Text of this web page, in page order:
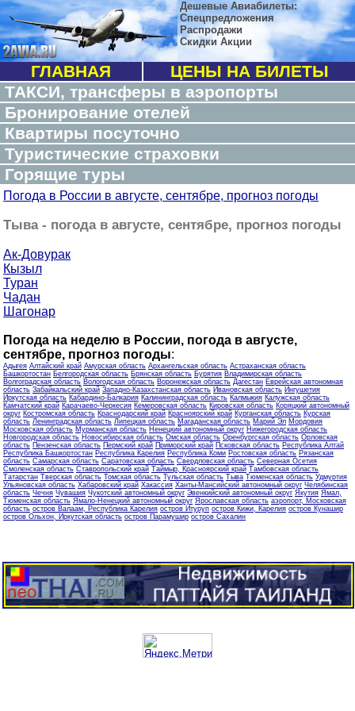
Дешевые Авиабилеты:
Спецпредложения
Распродажи
Скидки Акции
ГЛАВНАЯ
ЦЕНЫ НА БИЛЕТЫ
ТАКСИ, трансферы в аэропорты
Бронирование отелей
Квартиры посуточно
Туристические страховки
Горящие туры
Погода в России в августе, сентябре, прогноз погоды
Тыва - погода в августе, сентябре, прогноз погоды
Ак-Довурак
Кызыл
Туран
Чадан
Шагонар
Погода на неделю в России, погода в августе,
сентябре, прогноз погоды:
Адыгея Алтайский край Амурская область Архангельская область Астраханская область
Башкортостан Белгородская область Брянская область Бурятия Владимирская область
Волгоградская область Вологодская область Воронежская область Дагестан Еврейская автономная
область Забайкальский край Западно-Казахстанская область Ивановская область Ингушетия
Иркутская область Кабардино-Балкария Калининградская область Калмыкия Калужская область
Камчатский край Карачаево-Черкесия Кемеровская область Кировская область Коряцкий автономный
округ Костромская область Краснодарский край Красноярский край Курганская область Курская
область Ленинградская область Липецкая область Магаданская область Марий Эл Мордовия
Московская область Мурманская область Ненецкий автономный округ Нижегородская область
Новгородская область Новосибирская область Омская область Оренбургская область Орловская
область Пензенская область Пермский край Приморский край Псковская область Республика Алтай
Республика Башкортостан Республика Карелия Республика Коми Ростовская область Рязанская
область Самарская область Саратовская область Свердловская область Северная Осетия
Смоленская область Ставропольский край Таймыр, Красноярский край Тамбовская область
Татарстан Тверская область Томская область Тульская область Тыва Тюменская область Удмуртия
Ульяновская область Хабаровский край Хакассия Ханты-Мансийский автономный округ Челябинская
область Чечня Чувашия Чукотский автономный округ Эвенкийский автономный округ Якутия Ямал,
Тюменская область Ямало-Ненецкий автономный округ Ярославская область аэропорт, Московская
область остров Валаам, Республика Карелия остров Итуруп остров Кижи, Карелия остров Кунашир
остров Ольхон, Иркутская область остров Парамушир остров Сахалин